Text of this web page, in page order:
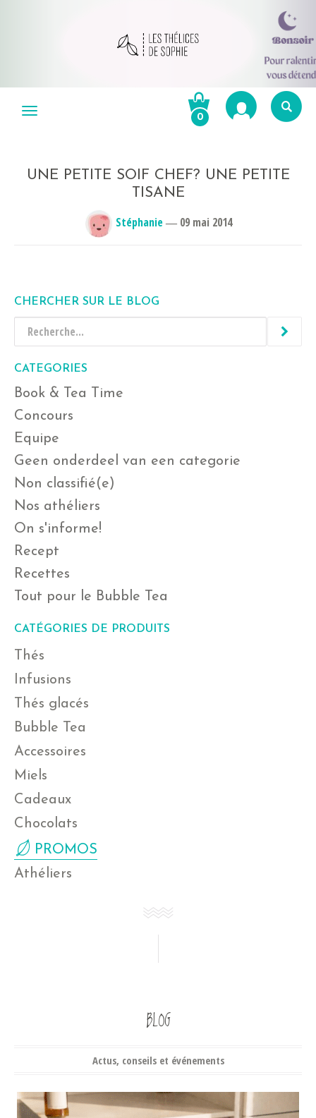
Menu 0
UNE PETITE SOIF CHEF? UNE PETITE
TISANE
Stéphanie― 09 mai 2014
CHERCHER SUR LE BLOG
CATEGORIES
Book & Tea Time
Concours
Equipe
Geen onderdeel van een categorie
Non classifié(e)
Nos athéliers
On s'informe!
Recept
Recettes
Tout pour le Bubble Tea
CATÉGORIES DE PRODUITS
Thés
Infusions
Thés glacés
Bubble Tea
Accessoires
Miels
Cadeaux
Chocolats
PROMOS
Athéliers
BLOG
Actus, conseils et événements